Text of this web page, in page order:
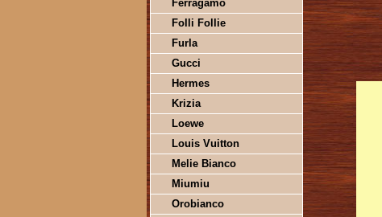
Ferragamo
Folli Follie
Furla
Gucci
Hermes
Krizia
Loewe
Louis Vuitton
Melie Bianco
Miumiu
Orobianco